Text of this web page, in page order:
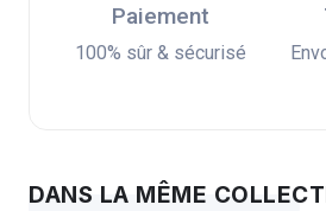
Paiement
100% sûr & sécurisé
DANS LA MÊME